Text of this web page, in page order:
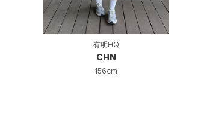
有明HQ
CHN
156cm